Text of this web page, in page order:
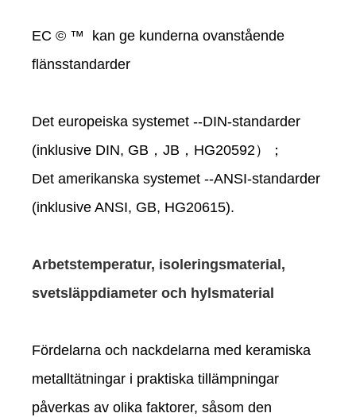
EC © ™ kan ge kunderna ovanstående
flänsstandarder
Det europeiska systemet --DIN-standarder
(inklusive DIN, GB，JB，HG20592）；
Det amerikanska systemet --ANSI-standarder
(inklusive ANSI, GB, HG20615).
Arbetstemperatur, isoleringsmaterial,
svetsläppdiameter och hylsmaterial
Fördelarna och nackdelarna med keramiska
metalltätningar i praktiska tillämpningar
påverkas av olika faktorer, såsom den